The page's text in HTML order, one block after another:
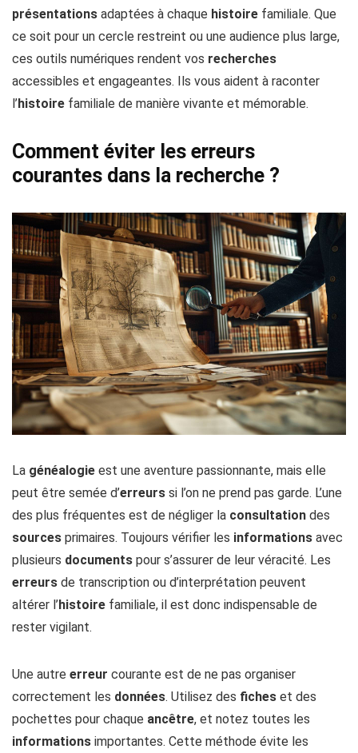
présentations adaptées à chaque histoire familiale. Que
ce soit pour un cercle restreint ou une audience plus large,
ces outils numériques rendent vos recherches
accessibles et engageantes. Ils vous aident à raconter
l’histoire familiale de manière vivante et mémorable.
Comment éviter les erreurs
courantes dans la recherche ?
La généalogie est une aventure passionnante, mais elle
peut être semée d’erreurs si l’on ne prend pas garde. L’une
des plus fréquentes est de négliger la consultation des
sources primaires. Toujours vérifier les informations avec
plusieurs documents pour s’assurer de leur véracité. Les
erreurs de transcription ou d’interprétation peuvent
altérer l’histoire familiale, il est donc indispensable de
rester vigilant.
Une autre erreur courante est de ne pas organiser
correctement les données. Utilisez des fiches et des
pochettes pour chaque ancêtre, et notez toutes les
informations importantes. Cette méthode évite les